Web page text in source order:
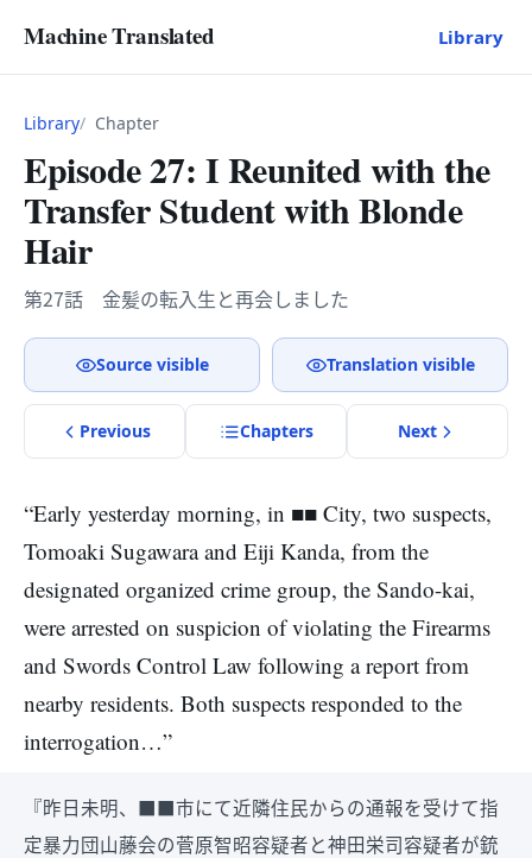
Machine Translated Library
Library Chapter
Episode 27: I Reunited with the
Transfer Student with Blonde
Hair
第27話 金髪の転入生と再会しました
Source visible Translation visible
Previous Chapters Next
“Early yesterday morning, in ■■ City, two suspects,
Tomoaki Sugawara and Eiji Kanda, from the
designated organized crime group, the Sando-kai,
were arrested on suspicion of violating the Firearms
and Swords Control Law following a report from
nearby residents. Both suspects responded to the
interrogation…”
『昨日未明、■■市にて近隣住民からの通報を受けて指
定暴力団山藤会の菅原智昭容疑者と神田栄司容疑者が銃